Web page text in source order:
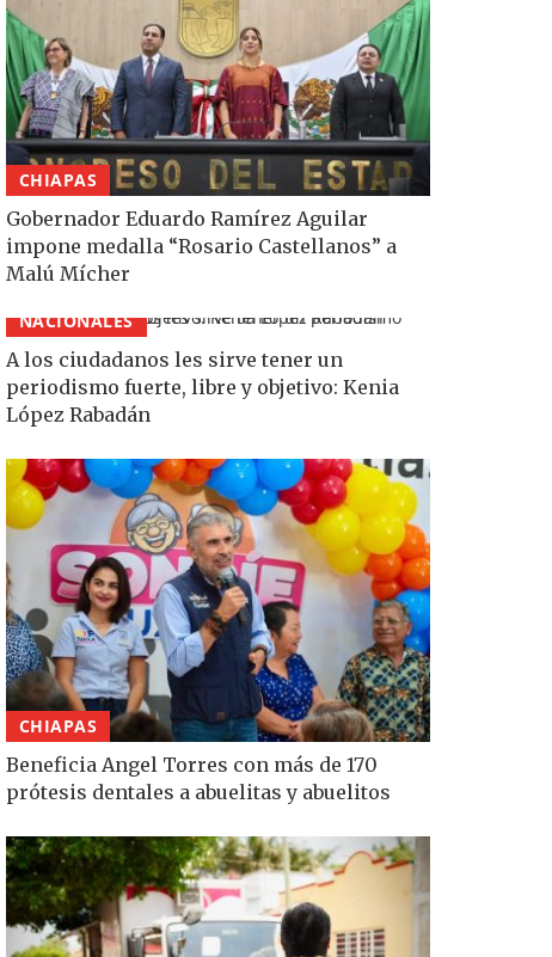
CHIAPAS
Gobernador Eduardo Ramírez Aguilar
impone medalla “Rosario Castellanos” a
Malú Mícher
NACIONALES
A los ciudadanos les sirve tener un
periodismo fuerte, libre y objetivo: Kenia
López Rabadán
CHIAPAS
Beneficia Angel Torres con más de 170
prótesis dentales a abuelitas y abuelitos